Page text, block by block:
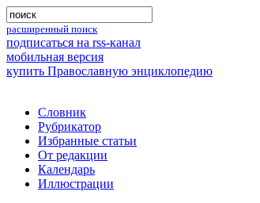
расширенный поиск
подписаться на rss-канал
мобильная версия
купить Православную энциклопедию
Словник
Рубрикатор
Избранные статьи
От редакции
Календарь
Иллюстрации